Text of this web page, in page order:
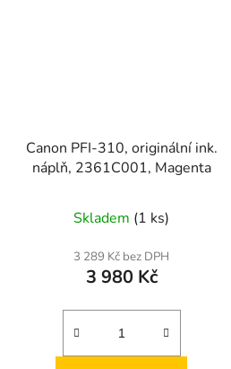
Canon PFI-310, originální ink.
náplň, 2361C001, Magenta
Skladem (1 ks)
3 289 Kč bez DPH
3 980 Kč